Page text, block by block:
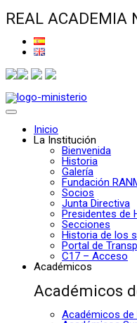
REAL ACADEMIA
Inicio
La Institución
Bienvenida
Historia
Galería
Fundación
Socios
Junta Directiva
Presidentes de
Secciones
Historia de los
Portal de
C17 – Acceso
Académicos
Académicos
Académicos de